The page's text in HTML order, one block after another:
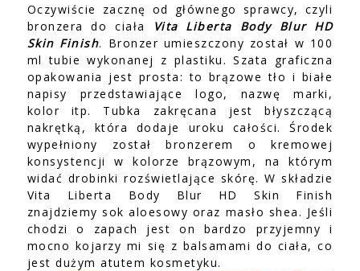
Oczywiście zacznę od głównego sprawcy, czyli
bronzera do ciała
Vita Liberta Body Blur HD
Skin Finish. Bronzer umieszczony został w 100
ml tubie wykonanej z plastiku. Szata graficzna
opakowania jest prosta: to brązowe tło i białe
napisy przedstawiające logo, nazwę marki,
kolor itp. Tubka zakręcana jest błyszczącą
nakrętką, która dodaje uroku całości. Środek
wypełniony został bronzerem o kremowej
konsystencji w kolorze brązowym, na którym
widać drobinki rozświetlające skórę. W składzie
Vita Liberta Body Blur HD Skin Finish
znajdziemy sok aloesowy oraz masło shea. Jeśli
chodzi o zapach jest on bardzo przyjemny i
mocno kojarzy mi się z balsamami do ciała, co
jest dużym atutem kosmetyku.